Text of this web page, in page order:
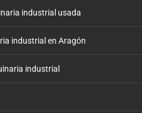
industrial usada
industrial en Aragón
industrial